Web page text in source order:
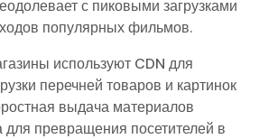
с пиковыми загрузками
популярных фильмов.
используют CDN для
перечней товаров и картинок
выдача материалов
для превращения посетителей в